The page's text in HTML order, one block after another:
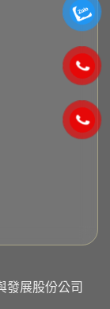
發展股份公司